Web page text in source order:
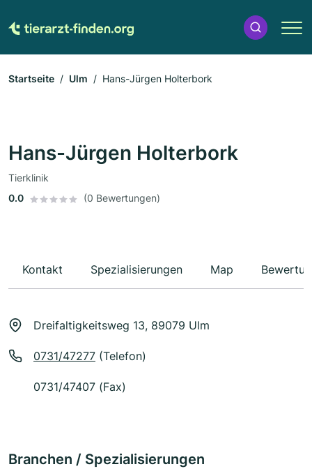
Startseite Ulm Hans-Jürgen Holterbork
Hans-Jürgen Holterbork
Tierklinik
0.0
(0 Bewertungen)
Kontakt Spezialisierungen Map
Dreifaltigkeitsweg 13, 89079 Ulm
0731/47277 (Telefon)
0731/47407 (Fax)
Branchen / Spezialisierungen